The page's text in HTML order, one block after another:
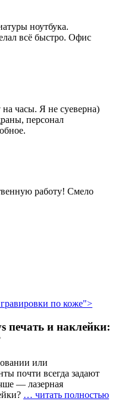
ноутбука.
всё быстро. Офис
на часы. Я не суеверна)
персонал
работу! Смело
по коже">
печать и наклейки:
или
почти всегда задают
— лазерная
… читать полностью